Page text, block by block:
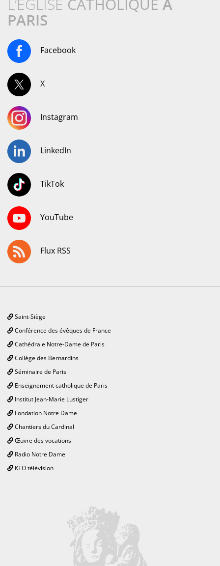
L’ÉGLISE CATHOLIQUE À
PARIS
Facebook
X
Instagram
LinkedIn
TikTok
YouTube
Flux RSS
Saint-Siège
Conférence des évêques de France
Cathédrale Notre-Dame de Paris
Collège des Bernardins
Séminaire de Paris
Enseignement catholique de Paris
Institut Jean-Marie Lustiger
Fondation Notre Dame
Chantiers du Cardinal
Œuvre des vocations
Radio Notre Dame
KTO télévision